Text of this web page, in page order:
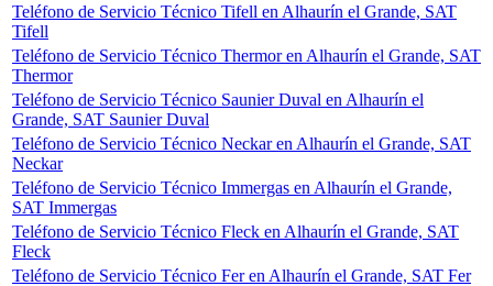
Teléfono de Servicio Técnico Tifell en Alhaurín el Grande, SAT
Tifell
Teléfono de Servicio Técnico Thermor en Alhaurín el Grande, SAT
Thermor
Teléfono de Servicio Técnico Saunier Duval en Alhaurín el
Grande, SAT Saunier Duval
Teléfono de Servicio Técnico Neckar en Alhaurín el Grande, SAT
Neckar
Teléfono de Servicio Técnico Immergas en Alhaurín el Grande,
SAT Immergas
Teléfono de Servicio Técnico Fleck en Alhaurín el Grande, SAT
Fleck
Teléfono de Servicio Técnico Fer en Alhaurín el Grande, SAT Fer